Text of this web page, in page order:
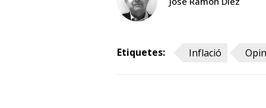
Etiquetes: Inflació